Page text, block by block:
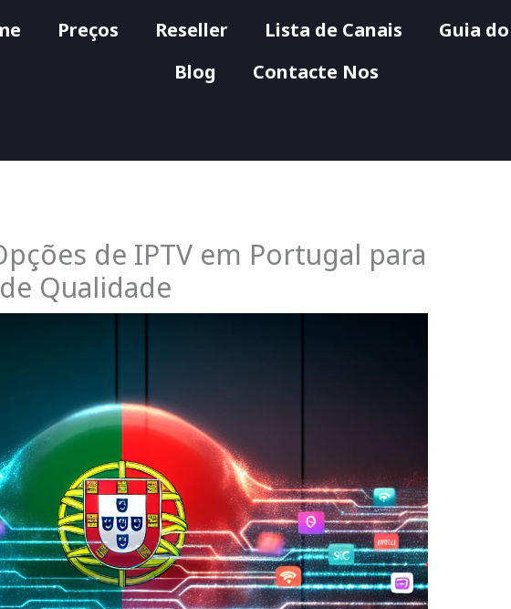
Preços Reseller Lista de Canais
Guia
Blog
Contacte Nos
de IPTV em Portugal para
Qualidade